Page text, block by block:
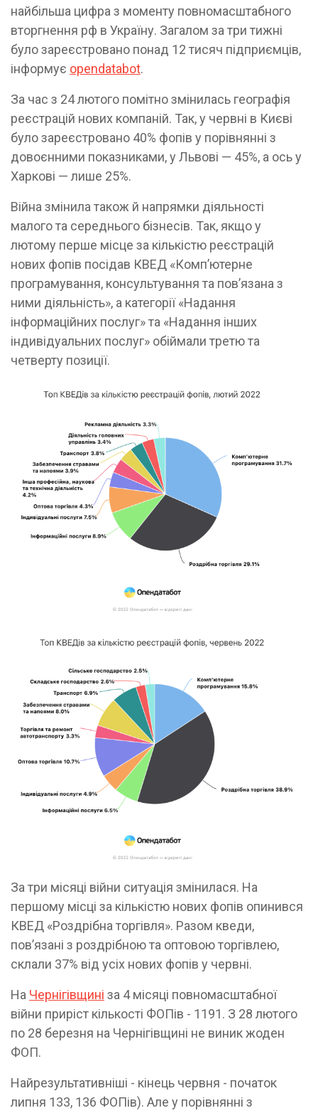
найбільша цифра з моменту повномасштабного
вторгнення рф в Україну. Загалом за три тижні
було зареєстровано понад 12 тисяч підприємців,
інформує opendatabot.
За час з 24 лютого помітно змінилась географія
реєстрацій нових компаній. Так, у червні в Києві
було зареєстровано 40% фопів у порівнянні з
довоєнними показниками, у Львові — 45%, а ось у
Харкові — лише 25%.
Війна змінила також й напрямки діяльності
малого та середнього бізнесів. Так, якщо у
лютому перше місце за кількістю реєстрацій
нових фопів посідав КВЕД «Комп’ютерне
програмування, консультування та пов’язана з
ними діяльність», а категорії «Надання
інформаційних послуг» та «Надання інших
індивідуальних послуг» обіймали третю та
четверту позиції.
За три місяці війни ситуація змінилася. На
першому місці за кількістю нових фопів опинився
КВЕД «Роздрібна торгівля». Разом кведи,
пов’язані з роздрібною та оптовою торгівлею,
склали 37% від усіх нових фопів у червні.
На Чернігівщині за 4 місяці повномасштабної
війни приріст кількості ФОПів - 1191. З 28 лютого
по 28 березня на Чернігівщині не виник жоден
ФОП.
Найрезультативніші - кінець червня - початок
липня 133, 136 ФОПів). Але у порівнянні з